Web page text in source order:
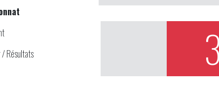
/ Résultats